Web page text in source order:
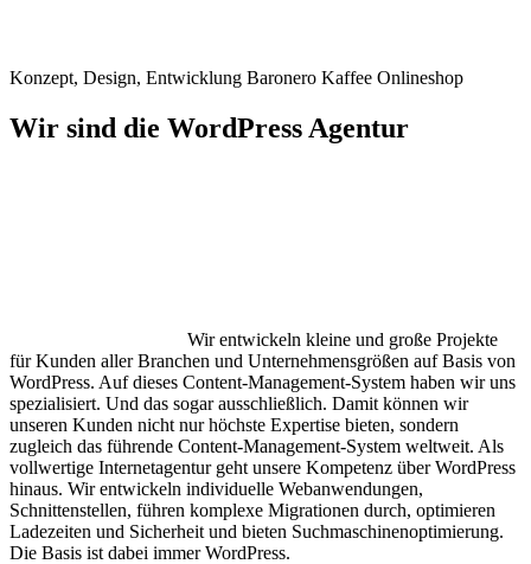
Konzept, Design, Entwicklung Baronero Kaffee Onlineshop
Wir sind die WordPress Agentur
Wir entwickeln kleine und große Projekte
für Kunden aller Branchen und Unternehmensgrößen auf Basis von
WordPress. Auf dieses Content-Management-System haben wir uns
spezialisiert. Und das sogar ausschließlich. Damit können wir
unseren Kunden nicht nur höchste Expertise bieten, sondern
zugleich das führende Content-Management-System weltweit. Als
vollwertige Internetagentur geht unsere Kompetenz über WordPress
hinaus. Wir entwickeln individuelle Webanwendungen,
Schnittenstellen, führen komplexe Migrationen durch, optimieren
Ladezeiten und Sicherheit und bieten Suchmaschinenoptimierung.
Die Basis ist dabei immer WordPress.